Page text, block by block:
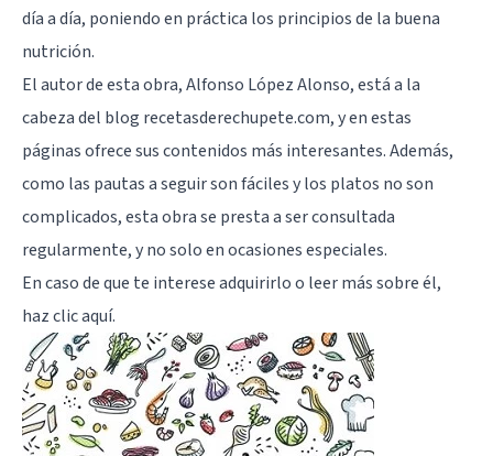
día a día, poniendo en práctica los principios de la buena
nutrición.
El autor de esta obra, Alfonso López Alonso, está a la
cabeza del blog recetasderechupete.com, y en estas
páginas ofrece sus contenidos más interesantes. Además,
como las pautas a seguir son fáciles y los platos no son
complicados, esta obra se presta a ser consultada
regularmente, y no solo en ocasiones especiales.
En caso de que te interese adquirirlo o leer más sobre él,
haz clic aquí.